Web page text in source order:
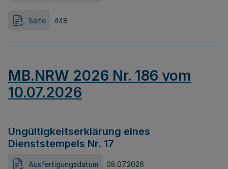
Seite 448
MB.NRW 2026 Nr. 186 vom
10.07.2026
Ungültigkeitserklärung eines
Dienststempels Nr. 17
Ausfertigungsdatum 08.07.2026